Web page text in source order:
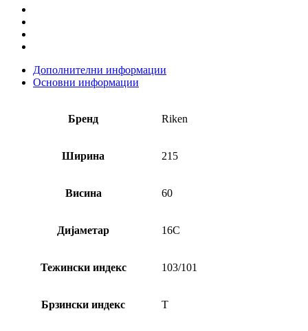
Дополнителни информации
Основни информации
Бренд Riken
Ширина 215
Висина 60
Дијаметар 16C
Тежински индекс 103/101
Брзински индекс T